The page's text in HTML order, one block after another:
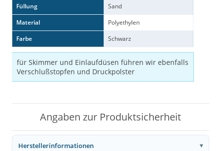
Füllung
Sand
Material
Polyethylen
Farbe
Schwarz
für Skimmer und Einlaufdüsen führen wir ebenfalls
Verschlußstopfen und Druckpolster
Angaben zur Produktsicherheit
Herstellerinformationen